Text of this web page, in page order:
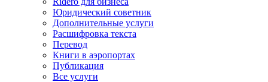
Юридический советник
Дополнительные услуги
Расшифровка текста
Перевод
Книги в аэропортах
Публикация
Все услуги